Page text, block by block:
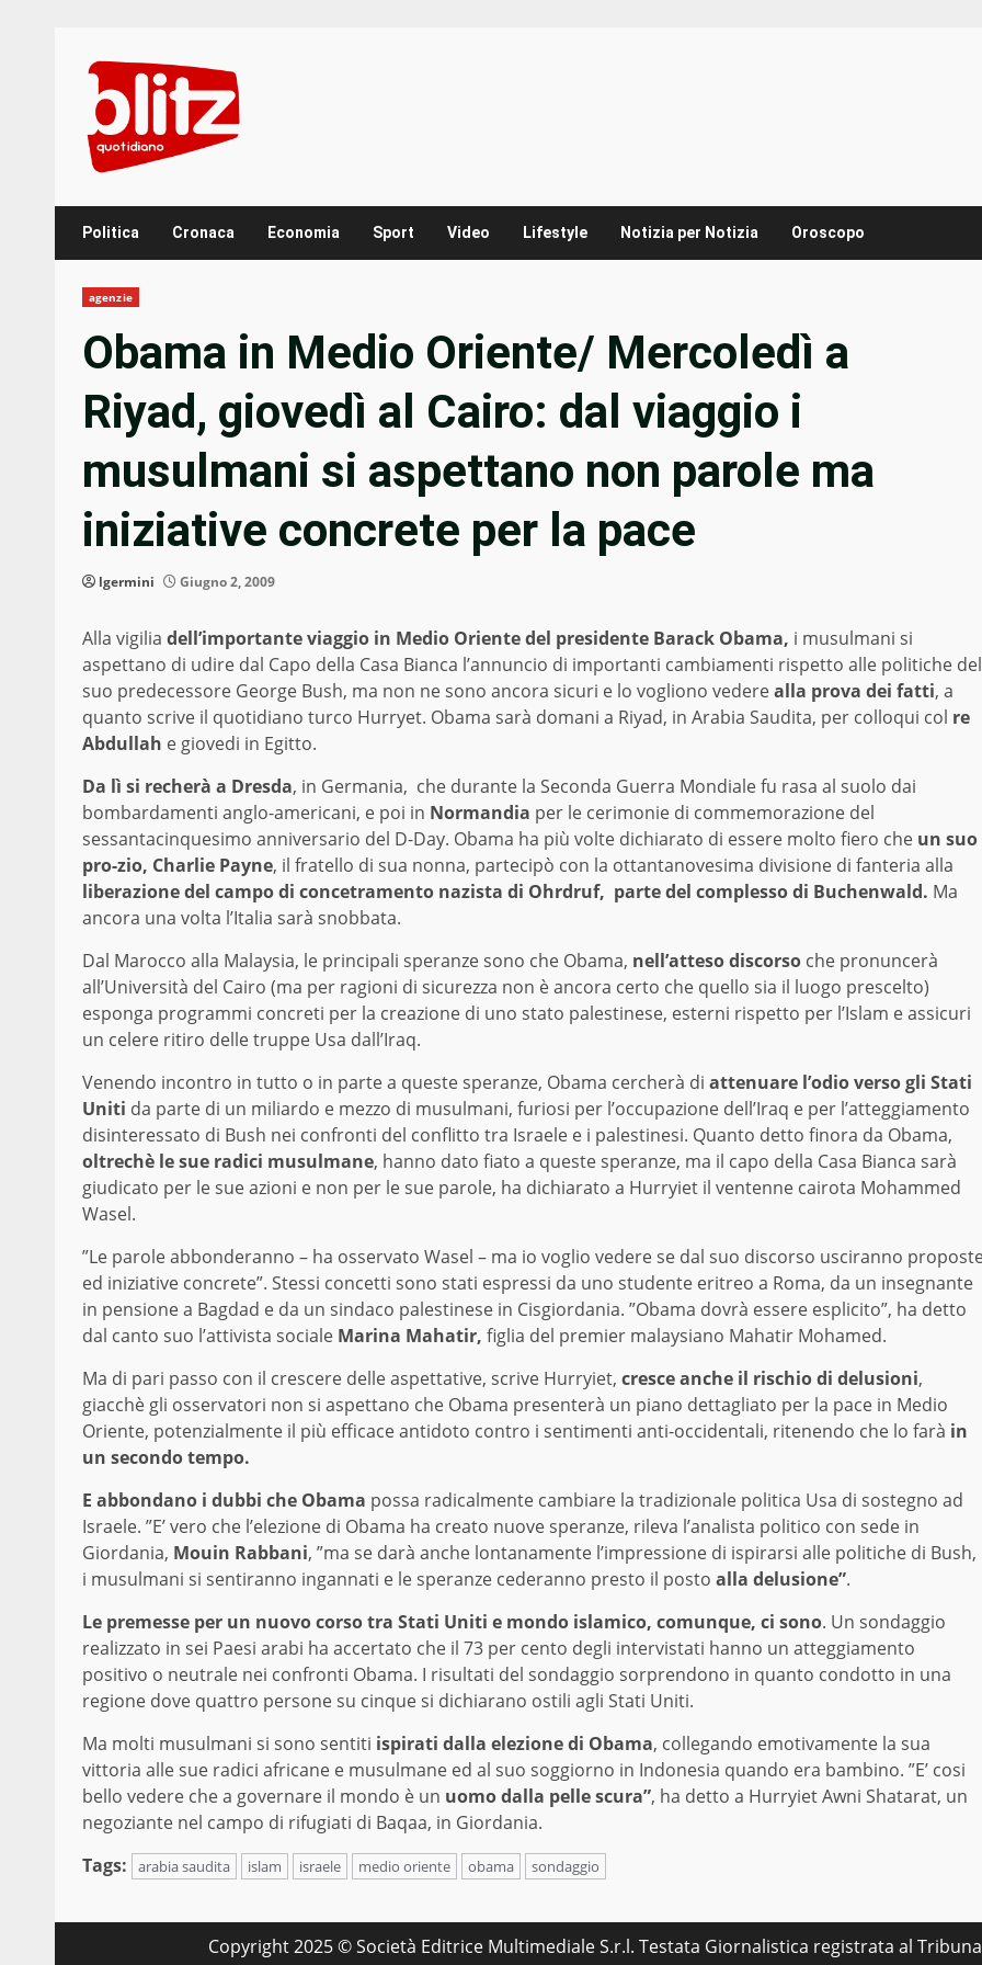
content
Politica Cronaca Economia Sport Video Lifestyle Notizia per Notizia Oroscopo
agenzie
Obama in Medio Oriente/ Mercoledì a
Riyad, giovedì al Cairo: dal viaggio i
musulmani si aspettano non parole ma
iniziative concrete per la pace
lgermini Giugno 2, 2009
Alla vigilia dell’importante viaggio in Medio Oriente del presidente Barack Obama, i musulmani si
aspettano di udire dal Capo della Casa Bianca l’annuncio di importanti cambiamenti rispetto alle politiche del
suo predecessore George Bush, ma non ne sono ancora sicuri e lo vogliono vederealla prova dei fatti, a
quanto scrive il quotidiano turco Hurryet. Obama sarà domani a Riyad, in Arabia Saudita, per colloqui col re
Abdullah e giovedi in Egitto.
Da lì si recherà a Dresda, in Germania, che durante la Seconda Guerra Mondiale fu rasa al suolo dai
bombardamenti anglo-americani, e poi in Normandia per le cerimonie di commemorazione del
sessantacinquesimo anniversario del D-Day. Obama ha più volte dichiarato di essere molto fiero che un suo
pro-zio, Charlie Payne, il fratello di sua nonna, partecipò con la ottantanovesima divisione di fanteria alla
liberazione del campo di concetramento nazista di Ohrdruf, parte del complesso di Buchenwald. Ma
ancora una volta l’Italia sarà snobbata.
Dal Marocco alla Malaysia, le principali speranze sono che Obama, nell’atteso discorso che pronuncerà
all’Università del Cairo (ma per ragioni di sicurezza non è ancora certo che quello sia il luogo prescelto)
esponga programmi concreti per la creazione di uno stato palestinese, esterni rispetto per l’Islam e assicuri
un celere ritiro delle truppe Usa dall’Iraq.
Venendo incontro in tutto o in parte a queste speranze, Obama cercherà di attenuare l’odio verso gli Stati
Uniti da parte di un miliardo e mezzo di musulmani, furiosi per l’occupazione dell’Iraq e per l’atteggiamento
disinteressato di Bush nei confronti del conflitto tra Israele e i palestinesi. Quanto detto finora da Obama,
oltrechè le sue radici musulmane, hanno dato fiato a queste speranze, ma il capo della Casa Bianca sarà
giudicato per le sue azioni e non per le sue parole, ha dichiarato a Hurryiet il ventenne cairota Mohammed
Wasel.
”Le parole abbonderanno – ha osservato Wasel – ma io voglio vedere se dal suo discorso usciranno
ed iniziative concrete”. Stessi concetti sono stati espressi da uno studente eritreo a Roma, da un insegnante
in pensione a Bagdad e da un sindaco palestinese in Cisgiordania. ”Obama dovrà essere esplicito”, ha detto
dal canto suo l’attivista sociale Marina Mahatir, figlia del premier malaysiano Mahatir Mohamed.
Ma di pari passo con il crescere delle aspettative, scrive Hurryiet, cresce anche il rischio di delusioni,
giacchè gli osservatori non si aspettano che Obama presenterà un piano dettagliato per la pace in Medio
Oriente, potenzialmente il più efficace antidoto contro i sentimenti anti-occidentali, ritenendo che lo farà in
un secondo tempo.
E abbondano i dubbi che Obama possa radicalmente cambiare la tradizionale politica Usa di sostegno ad
Israele. ”E’ vero che l’elezione di Obama ha creato nuove speranze, rileva l’analista politico con sede in
Giordania, Mouin Rabbani, ”ma se darà anche lontanamente l’impressione di ispirarsi alle politiche di Bush,
i musulmani si sentiranno ingannati e le speranze cederanno presto il posto alla delusione”.
Le premesse per un nuovo corso tra Stati Uniti e mondo islamico, comunque, ci sono. Un sondaggio
realizzato in sei Paesi arabi ha accertato che il 73 per cento degli intervistati hanno un atteggiamento
positivo o neutrale nei confronti Obama. I risultati del sondaggio sorprendono in quanto condotto in una
regione dove quattro persone su cinque si dichiarano ostili agli Stati Uniti.
Ma molti musulmani si sono sentiti ispirati dalla elezione di Obama, collegando emotivamente la sua
vittoria alle sue radici africane e musulmane ed al suo soggiorno in Indonesia quando era bambino. ”E’ cosi
bello vedere che a governare il mondo è un uomo dalla pelle scura”, ha detto a Hurryiet Awni Shatarat, un
negoziante nel campo di rifugiati di Baqaa, in Giordania.
Tags:
arabia saudita islam israele medio oriente obama sondaggio
Copyright 2025 © Società Editrice Multimediale S.r.l. Testata Giornalistica registrata al